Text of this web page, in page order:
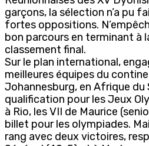
garçons, la sélection n’a pu
fortes oppositions.
bon parcours en terminant à
classement final.
Sur le plan international,
meilleures équipes du
Johannesburg, en Afrique du
qualification pour les Jeux
à Rio, les VII de Maurice
billet pour les olympiades.
rang avec deux victoires,